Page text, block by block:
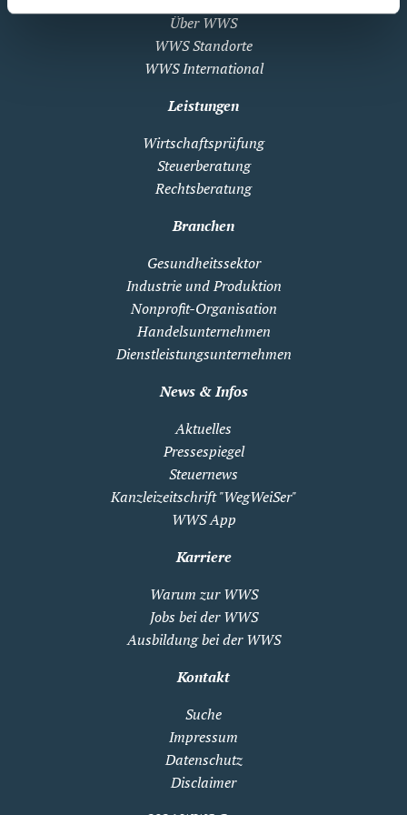
Über WWS
WWS Standorte
WWS International
Leistungen
Wirtschaftsprüfung
Steuerberatung
Rechtsberatung
Branchen
Gesundheitssektor
Industrie und Produktion
Nonprofit-Organisation
Handelsunternehmen
Dienstleistungsunternehmen
News & Infos
Aktuelles
Pressespiegel
Steuernews
Kanzleizeitschrift "WegWeiSer"
WWS App
Karriere
Warum zur WWS
Jobs bei der WWS
Ausbildung bei der WWS
Kontakt
Suche
Impressum
Datenschutz
Disclaimer